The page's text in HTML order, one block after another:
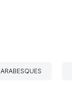
ARABESQUES